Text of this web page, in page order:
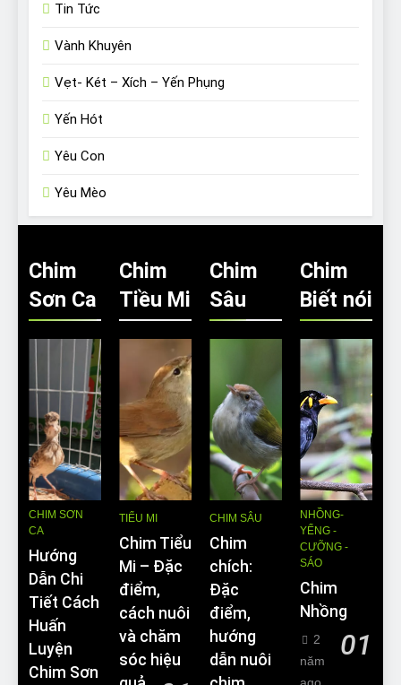
Tin Tức
Vành Khuyên
Vẹt- Két – Xích – Yến Phụng
Yến Hót
Yêu Con
Yêu Mèo
Chim
Sơn Ca
CHIM SƠN
CA
Hướng
Dẫn Chi
Tiết Cách
Huấn
Luyện
Chim Sơn
Chim
Tiều Mi
TIỂU MI
Chim Tiểu
Mi – Đặc
điểm,
cách nuôi
và chăm
sóc hiệu
Chim
Sâu
CHIM SÂU
Chim
chích:
Đặc
điểm,
hướng
dẫn nuôi
Chim
Biết nói
NHỒNG-
YỂNG -
CƯỠNG -
SÁO
Chim
Nhồng
01
2
năm